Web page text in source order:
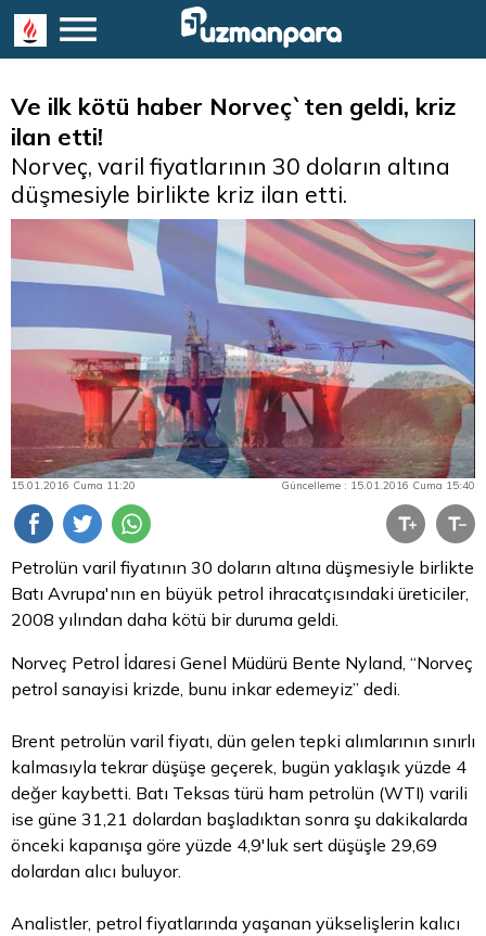
Ve ilk kötü haber Norveç`ten geldi, kriz
ilan etti!
Norveç, varil fiyatlarının 30 doların altına
düşmesiyle birlikte kriz ilan etti.
15.01.2016 Cuma 11:20 Güncelleme : 15.01.2016 Cuma 15:40
Petrolün varil fiyatının 30 doların altına düşmesiyle birlikte
Batı Avrupa'nın en büyük petrol ihracatçısındaki üreticiler,
2008 yılından daha kötü bir duruma geldi.
Norveç Petrol İdaresi Genel Müdürü Bente Nyland, “Norveç
petrol sanayisi krizde, bunu inkar edemeyiz” dedi.
Brent petrolün varil fiyatı, dün gelen tepki alımlarının sınırlı
kalmasıyla tekrar düşüşe geçerek, bugün yaklaşık yüzde 4
değer kaybetti. Batı Teksas türü ham petrolün (WTI) varili
ise güne 31,21 dolardan başladıktan sonra şu dakikalarda
önceki kapanışa göre yüzde 4,9'luk sert düşüşle 29,69
dolardan alıcı buluyor.
Analistler, petrol fiyatlarında yaşanan yükselişlerin kalıcı